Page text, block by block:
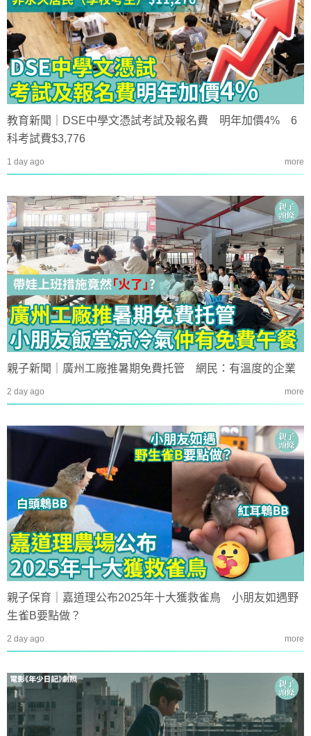
教育新聞｜DSE中學文憑試考試及報名費 明年加價4% 6
科考試費$3,776
1 day ago more
親子新聞｜廣州工廠推暑期免費托管 網民：有溫度的企業
2 day ago more
親子保育｜嘉道理公布2025年十大獲救雀鳥 小朋友如遇野
生雀B要點做？
2 day ago more